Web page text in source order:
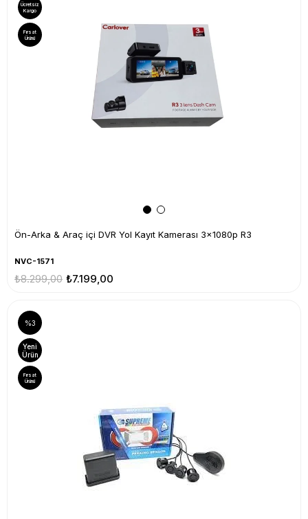
Ön-Arka & Araç içi DVR Yol Kayıt Kamerası 3x1080p R3
NVC-1571
₺7.199,00
₺8.299,00
Ücretsiz
Kargo
Fırsat
Ürünü
%3
Yeni
Ürün
Fırsat
Ürünü